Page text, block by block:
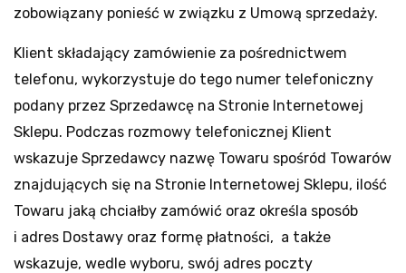
zobowiązany ponieść w związku z Umową sprzedaży.
Klient składający zamówienie za pośrednictwem
telefonu, wykorzystuje do tego numer telefoniczny
podany przez Sprzedawcę na Stronie Internetowej
Sklepu. Podczas rozmowy telefonicznej Klient
wskazuje Sprzedawcy nazwę Towaru spośród Towarów
znajdujących się na Stronie Internetowej Sklepu, ilość
Towaru jaką chciałby zamówić oraz określa sposób
i adres Dostawy oraz formę płatności, a także
wskazuje, wedle wyboru, swój adres poczty